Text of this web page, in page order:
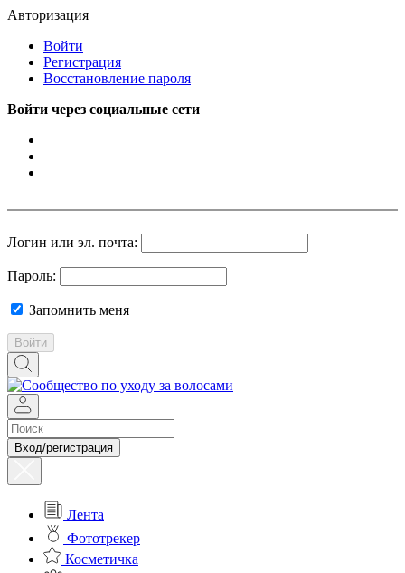
Авторизация
Войти
Регистрация
Восстановление пароля
Войти через социальные сети
Логин или эл. почта:
Пароль:
Запомнить меня
Войти
Вход/регистрация
Лента
Фототрекер
Косметичка